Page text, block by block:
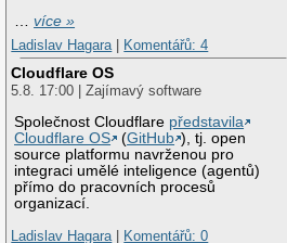
…více »
Ladislav Hagara
Komentářů: 4
Cloudflare OS
5.8. 17:00 | Zajímavý software
Společnost Cloudflare představila
Cloudflare OS
(GitHub ), tj. open
source platformu navrženou pro
integraci umělé inteligence (agentů)
přímo do pracovních procesů
organizací.
Ladislav Hagara
Komentářů: 0